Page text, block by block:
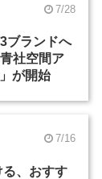
7/28
ブランドへ
社空間ア
が開始
7/16
、おすす